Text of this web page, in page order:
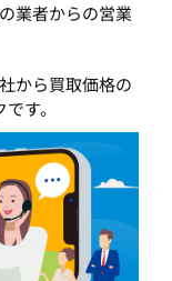
業者からの営業
から買取価格の
す。